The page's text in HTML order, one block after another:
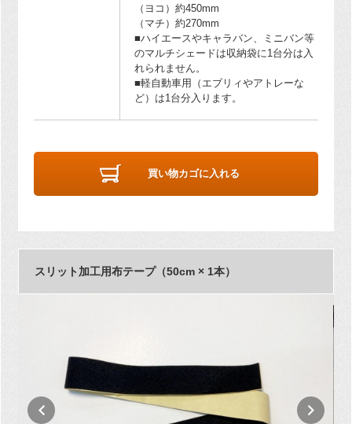
（ヨコ）約450mm
（マチ）約270mm
■ハイエースやキャラバン、ミニバン等
のマルチシェードは収納袋に1台分は入
れられません。
■軽自動車用（エブリィやアトレーな
ど）は1台分入ります。
買い物カゴに入れる
スリット加工用布テープ（50cm × 1本）